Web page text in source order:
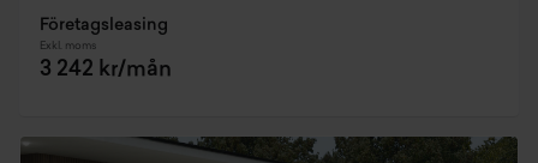
Företagsleasing
Exkl. moms
3 242 kr/mån